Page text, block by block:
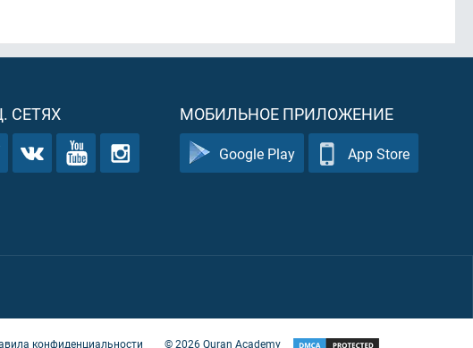
СЕТЯХ МОБИЛЬНОЕ ПРИЛОЖЕНИЕ
Google Play App Store
конфиденциальности ©2026Quran Academy